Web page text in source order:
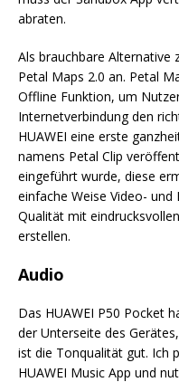
abraten.
Als brauchbare Alternative
Petal Maps 2.0 an. Petal
Offline Funktion, um
Internetverbindung den
HUAWEI eine erste
namens Petal Clip
eingeführt wurde, diese
einfache Weise Video-
Qualität mit
erstellen.
Audio
Das HUAWEI P50 Pocket
der Unterseite des
ist die Tonqualität gut. Ich
HUAWEI Music App und